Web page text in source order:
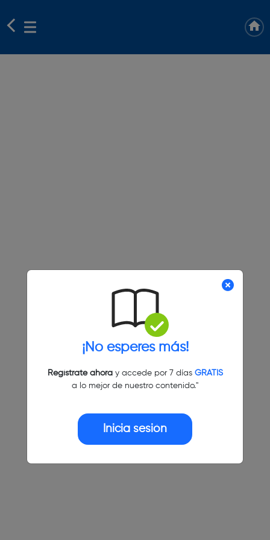
¡No esperes más!
Regístrate ahoray accede por 7 días GRATIS
a lo mejor de nuestro contenido."
Inicia sesión